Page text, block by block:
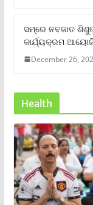
ସମ୍‌ରେ ନବଜାତ
କାର୍ଯ୍ୟକ୍ରମ
December 26,
Health